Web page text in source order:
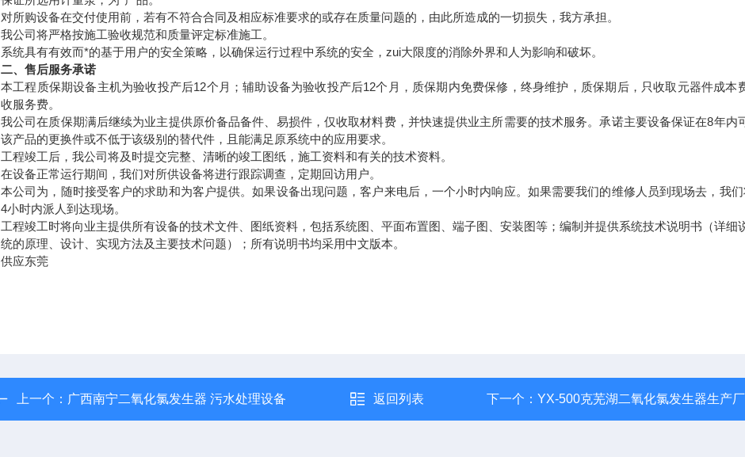
对所购设备在交付使用前，若有不符合合同及相应标准要求的或存在质量问题的，由此所造成的一切损失，我方承担。
我公司将严格按施工验收规范和质量评定标准施工。
系统具有有效而*的基于用户的安全策略，以确保运行过程中系统的安全，zui大限度的消除外界和人为影响和破坏。
二、售后服务承诺
本工程质保期设备主机为验收投产后12个月；辅助设备为验收投产后12个月，质保期内免费保修，终身维护，质保期后，只收取元器件成本
收服务费。
我公司在质保期满后继续为业主提供原价备品备件、易损件，仅收取材料费，并快速提供业主所需要的技术服务。承诺主要设备保证在8年内
该产品的更换件或不低于该级别的替代件，且能满足原系统中的应用要求。
工程竣工后，我公司将及时提交完整、清晰的竣工图纸，施工资料和有关的技术资料。
在设备正常运行期间，我们对所供设备将进行跟踪调查，定期回访用户。
本公司为，随时接受客户的求助和为客户提供。如果设备出现问题，客户来电后，一个小时内响应。如果需要我们的维修人员到现场去，我
4小时内派人到达现场。
工程竣工时将向业主提供所有设备的技术文件、图纸资料，包括系统图、平面布置图、端子图、安装图等；编制并提供系统技术说明书（详细
统的原理、设计、实现方法及主要技术问题）；所有说明书均采用中文版本。
供应东莞
上一个： 广西南宁二氧化氯发生器 污水处理设备 返回列表 下一个： YX-500克芜湖二氧化氯发生器生产